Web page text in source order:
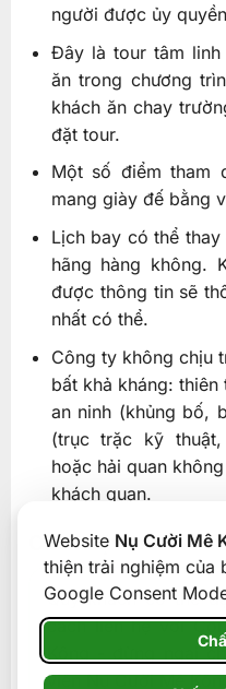
Website Nụ Cười Mê
thiện trải nghiệm của
Google Consent
người được ủy
Đây là tour tâm
ăn trong chương
khách ăn chay
đặt tour.
Một số điểm tham
mang giày đế bằng
Lịch bay có thể
hãng hàng không.
được thông tin sẽ
nhất có thể.
Công ty không chịu
bất khả kháng:
an ninh (khủng bố,
(trục trặc kỹ thuật,
hoặc hải quan
khách quan.
Cách đặt tour &
Quý khách có thể
cách liên hệ với
Kông - đừng ngại
viên Nụ Cười Mê